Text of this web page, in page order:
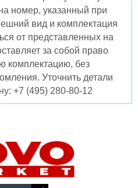
номер, указанный при
вид и комплектация
от представленных на
за собой право
комплектацию, без
Уточнить детали
+7 (495) 280-80-12